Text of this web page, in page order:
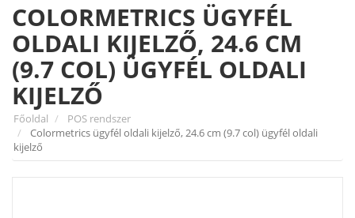
COLORMETRICS ÜGYFÉL
OLDALI KIJELZŐ, 24.6 CM
(9.7 COL) ÜGYFÉL OLDALI
KIJELZŐ
Főoldal
POS rendszer
Colormetrics ügyfél oldali kijelző, 24.6 cm (9.7 col) ügyfél oldali
kijelző